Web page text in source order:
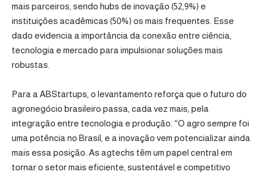
mais parceiros, sendo hubs de inovação (52,9%) e
instituições acadêmicas (50%) os mais frequentes. Esse
dado evidencia a importância da conexão entre ciência,
tecnologia e mercado para impulsionar soluções mais
robustas.
Para a ABStartups, o levantamento reforça que o futuro do
agronegócio brasileiro passa, cada vez mais, pela
integração entre tecnologia e produção. “O agro sempre foi
uma potência no Brasil, e a inovação vem potencializar ainda
mais essa posição. As agtechs têm um papel central em
tornar o setor mais eficiente, sustentável e competitivo